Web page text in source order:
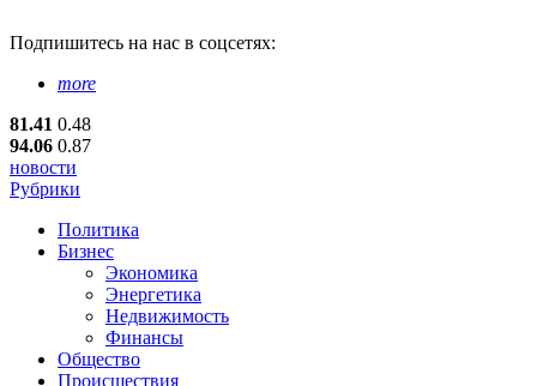
Подпишитесь на нас в соцсетях:
more
81.41 0.48
94.06 0.87
новости
Рубрики
Политика
Бизнес
Экономика
Энергетика
Недвижимость
Финансы
Общество
Происшествия